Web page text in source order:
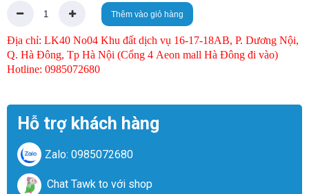
Thêm vào giỏ hàng
Địa chỉ: LK40 No04 Khu đất dịch vụ 16-17-18AB, P. Dương Nội,
Q. Hà Đông, Tp Hà Nội (Cổng 4 Aeon mall Hà Đông đi vào)
Hotline: 0985072680
Hỗ trợ khách hàng
Zalo: 0985072680
Chat Tawk to với shop